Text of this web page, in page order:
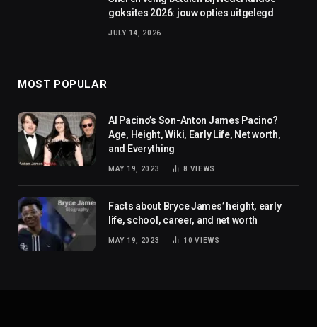
goksites 2026: jouw opties uitgelegd
JULY 14, 2026
MOST POPULAR
Al Pacino’s Son-Anton James Pacino?
Age, Height, Wiki, Early Life, Net worth,
and Everything
MAY 19, 2023 8 VIEWS
Facts about Bryce James’ height, early
life, school, career, and net worth
MAY 19, 2023 10VIEWS